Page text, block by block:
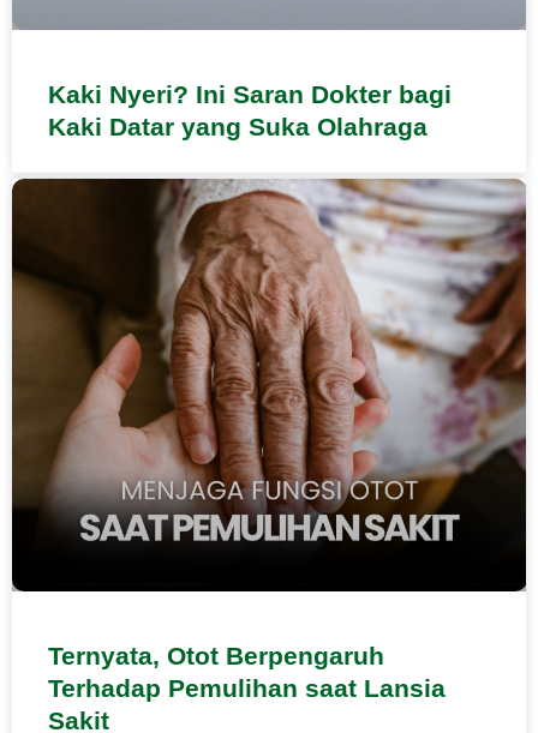
Kaki Nyeri? Ini Saran Dokter bagi
Kaki Datar yang Suka Olahraga
Ternyata, Otot Berpengaruh
Terhadap Pemulihan saat Lansia
Sakit